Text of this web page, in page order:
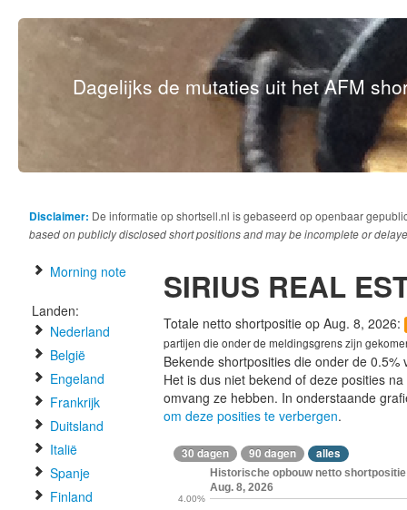
Dagelijks de mutaties uit het AFM
Disclaimer: De informatie op shortsell.nl is gebaseerd op openbaar
based on publicly disclosed short positions and may be incomplete or
Morning note
Landen:
Nederland
België
Engeland
Frankrijk
Duitsland
Italië
Spanje
Finland
SIRIUS REAL
Totale netto shortpositie op Aug. 8, 2026:
partijen die onder de meldingsgrens zijn
Bekende shortposities die onder de
Het is dus niet bekend of deze posities
omvang ze hebben. In onderstaande
om deze posities te verbergen.
30 dagen 90 dagen alles
Historische opbouw netto shortpositie
Aug. 8, 2026
4.00%